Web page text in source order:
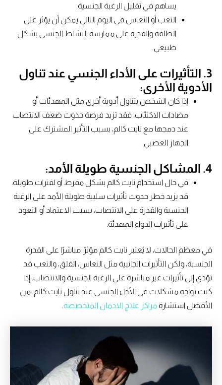
يساهم في تقليل الرغبة الجنسية.
التعب أو النعاس في اليوم التالي يمكن أن يؤثر على
الطاقة والقدرة على ممارسة النشاط الجنسي بشكل
طبيعي.
3. التأثيرات على الأداء الجنسي عند تناول
الأدوية الأخرى:
إذا كان الشخص يتناول أدوية أخرى مثل المهدئات أو
مضادات الاكتئاب، فقد تزيد فرصة حدوث ضعف الانتصاب
عند دمجها مع نايت كالم، بسبب التأثير المشترك على
الجهاز العصبي.
4. المشاكل الجنسية طويلة الأمد:
في حال استخدام نايت كالم بشكل مفرط أو لفترات طويلة،
قد يزيد خطر حدوث تأثيرات سلبية طويلة الأمد على الرغبة
الجنسية والقدرة على الانتصاب، بسبب الاعتماد أو التعود
على تأثيرات الدواء المهدئة.
في معظم الحالات، لا يُعتبر نايت كالم مؤثرًا مباشرًا على القدرة
الجنسية، ولكن التأثيرات الجانبية مثل النعاس، القلق، والتعب قد
تؤدي إلى تأثيرات غير مباشرة على الرغبة الجنسية والانتصاب. إذا
كنت تواجه مشكلات في الأداء الجنسي عند تناول نايت كالم، من
الأفضل استشارةمراكز علاج الادمان المتخصصة.